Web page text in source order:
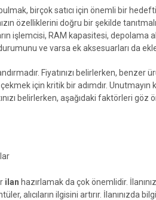
bulmak, birçok satıcı için önemli bir
özelliklerini doğru bir şekilde
işlemcisi, RAM kapasitesi, depolama
ve varsa ek aksesuarları da
Fiyatınızı belirlerken, benzer
çekmek için kritik bir adımdır. Unutmayın
belirlerken, aşağıdaki faktörleri
ilan hazırlamak da çok önemlidir.
alıcıların ilgisini artırır. İlanınızda